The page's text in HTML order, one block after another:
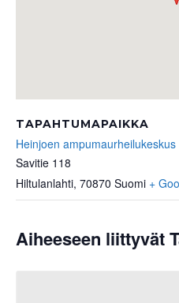
TAPAHTUMAPAIKKA
Heinjoen ampumaurheilukeskus
Savitie 118
Hiltulanlahti, 70870 Suomi +
Aiheeseen liittyvät